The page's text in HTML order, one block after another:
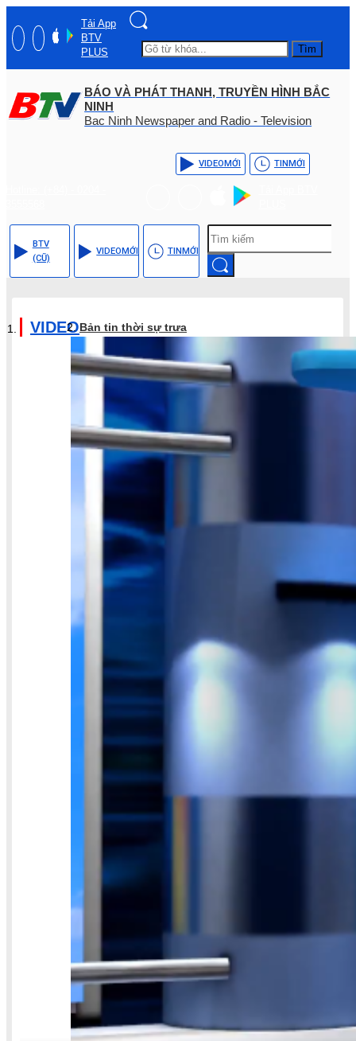
Tải App
BTV
PLUS
Tìm
BÁO VÀ PHÁT THANH, TRUYỀN HÌNH BẮC
NINH
Bac Ninh Newspaper and Radio - Television
VIDEOMỚI TINMỚI
BTV
(CŨ)
VIDEOMỚI TINMỚI
VIDEOBản tin thời sự trưa